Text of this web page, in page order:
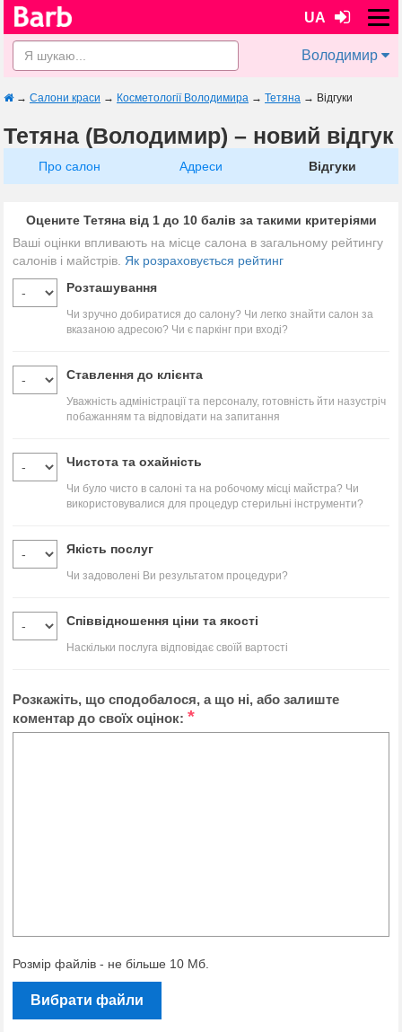
UA
Володимир
→ Салони краси → Косметології Володимира → Тетяна → Відгуки
Тетяна (Володимир) – новий відгук
Про салон Адреси Відгуки
Оцените Тетяна від 1 до 10 балів за такими критеріями
Ваші оцінки впливають на місце салона в загальному рейтингу
салонів і майстрів. Як розраховується рейтинг
Розташування
Чи зручно добиратися до салону? Чи легко знайти салон за
вказаною адресою? Чи є паркінг при вході?
Ставлення до клієнта
Уважність адміністрації та персоналу, готовність йти назустріч
побажанням та відповідати на запитання
Чистота та охайність
Чи було чисто в салоні та на робочому місці майстра? Чи
використовувалися для процедур стерильні інструменти?
Якість послуг
Чи задоволені Ви результатом процедури?
Співвідношення ціни та якості
Наскільки послуга відповідає своїй вартості
Розкажіть, що сподобалося, а що ні, або залиште
коментар до своїх оцінок: *
Розмір файлів - не більше 10 Мб.
Вибрати файли